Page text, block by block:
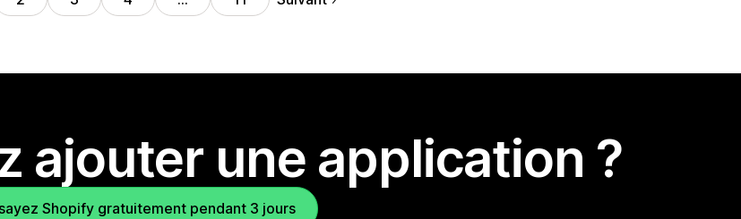
ajouter une application ?
Shopify gratuitement pendant 3 jours